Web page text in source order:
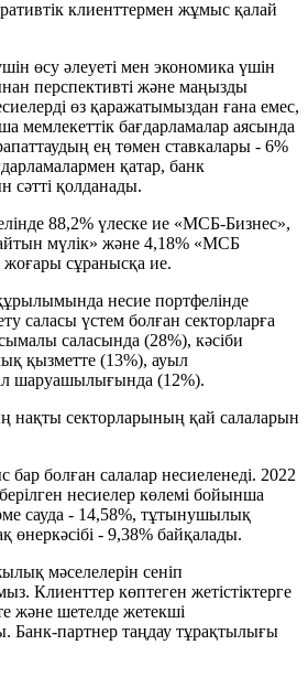
клиенттермен жұмыс қалай
өсу әлеуеті мен экономика үшін
перспективті және маңызды
өз қаражатымыздан ғана емес,
бағдарламалар аясында
ең төмен ставкалары - 6%
қатар, банк
сәтті қолданады.
88,2% үлеске ие «МСБ-Бизнес»,
мүлік» және 4,18% «МСБ
сұранысқа ие.
несие портфелінде
саласы үстем болған секторларға
саласында (28%), кәсіби
қызметте (13%), ауыл
шаруашылығында (12%).
нақты секторларының қай салаларын
болған салалар несиеленеді. 2022
несиелер көлемі бойынша
сауда - 14,58%, тұтынушылық
өнеркәсібі - 9,38% байқалады.
мәселелерін сеніп
Клиенттер көптеген жетістіктерге
және шетелде жетекші
Банк-партнер таңдау тұрақтылығы